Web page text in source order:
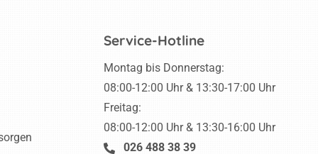
Service-Hotline
Montag bis Donnerstag:
08:00-12:00 Uhr & 13:30-17:00 Uhr
Freitag:
08:00-12:00 Uhr & 13:30-16:00 Uhr
026 488 38 39